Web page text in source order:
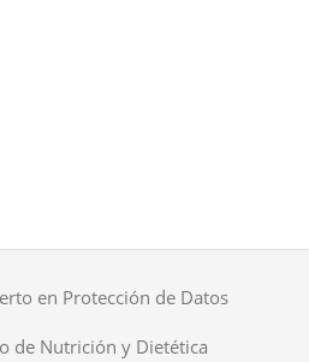
en Protección de Datos
de Nutrición y Dietética